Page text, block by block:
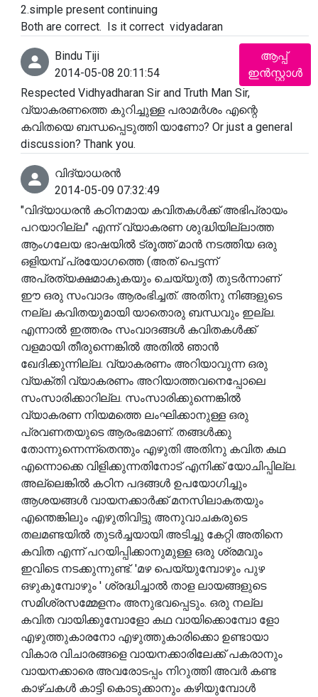
2.simple present continuing
Both are correct. Is it correct vidyadaran
Bindu Tiji
2014-05-08 20:11:54
Respected Vidhyadharan Sir and Truth Man Sir,
വ്യാകരണത്തെ കുറിച്ചുള്ള പരാമർശം എന്റെ
കവിതയെ ബന്ധപ്പെടുത്തി യാണോ? Or just a general
discussion? Thank you.
വിദ്യാധരൻ
2014-05-09 07:32:49
"വിദ്യാധരൻ കഠിനമായ കവിതകൾക്ക് അഭിപ്രായം
പറയാറില്ല" എന്ന് വ്യാകരണ ശുദ്ധിയില്ലാത്ത
ആംഗലേയ ഭാഷയിൽ ട്രൂത്ത് മാൻ നടത്തിയ ഒരു
ഒളിയമ്പ് പ്രയോഗത്തെ (അത് പെട്ടന്ന്
അപ്രത്യക്ഷമാകുകയും ചെയ്യുത്) തുടർന്നാണ്
ഈ ഒരു സംവാദം ആരംഭിച്ചത്. അതിനു നിങ്ങളുടെ
നല്ല കവിതയുമായി യാതൊരു ബന്ധവും ഇല്ല.
എന്നാൽ ഇത്തരം സംവാദങ്ങൾ കവിതകൾക്ക്
വളമായി തീരുന്നെങ്കിൽ അതിൽ ഞാൻ
ഖേദിക്കുന്നില്ല. വ്യാകരണം അറിയാവുന്ന ഒരു
വ്യക്തി വ്യാകരണം അറിയാത്തവനെപ്പോലെ
സംസാരിക്കാറില്ല. സംസാരിക്കുന്നെങ്കിൽ
വ്യാകരണ നിയമത്തെ ലംഘിക്കാനുള്ള ഒരു
പ്രവണതയുടെ ആരംഭമാണ്. തങ്ങൾക്കു
തോന്നുന്നെന്ന്തെന്തും എഴുതി അതിനു കവിത കഥ
എന്നൊക്കെ വിളിക്കുന്നതിനോട് എനിക്ക് യോചിപ്പില്ല.
അല്ലെങ്കിൽ കഠിന പദങ്ങൾ ഉപയോഗിച്ചും
ആശയങ്ങൾ വായനക്കാർക്ക് മനസിലാകതയും
എന്തെങ്കിലും എഴുതിവിട്ടു അനുവാചകരുടെ
തലമണ്ടയിൽ തുടർച്ചയായി അടിച്ചു കേറ്റി അതിനെ
കവിത എന്ന് പറയിപ്പിക്കാനുമുള്ള ഒരു ശ്രമവും
ഇവിടെ നടക്കുന്നുണ്ട്. 'മഴ പെയ്യുമ്പോഴും പുഴ
ഒഴുകുമ്പോഴും ' ശ്രദ്ധിച്ചാൽ താള ലായങ്ങളുടെ
സമിശ്രസമ്മേളനം അനുഭവപ്പെടും. ഒരു നല്ല
കവിത വായിക്കുമ്പോളോ കഥ വായിക്കൊമ്പോ ളോ
എഴുത്തുകാരനോ എഴുത്തുകാരിക്കൊ ഉണ്ടായാ
വികാര വിചാരങ്ങളെ വായനക്കാരിലേക്ക് പകരാനും
വായനക്കാരെ അവരോടപ്പം നിറുത്തി അവർ കണ്ട
കാഴ്ചകൾ കാട്ടി കൊടുക്കാനും കഴിയുമ്പോൾ
ആപ്പ്
ഇൻസ്റ്റാൾ